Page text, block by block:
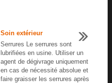
Soin extérieur
Serrures Le serrures sont
lubrifiées en usine. Utiliser un
agent de dégivrage uniquement
en cas de nécessité absolue et
faire graisser les serrures après